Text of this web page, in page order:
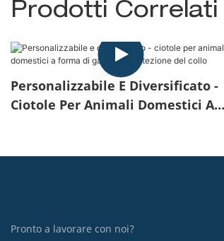
Prodotti Correlati
Personalizzabile E Diversificato -
Ciotole Per Animali Domestici A
Pronto a lavorare con noi?